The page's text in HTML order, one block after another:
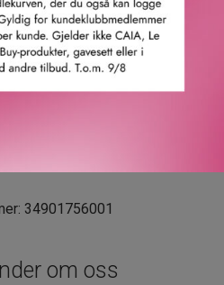
finish.
Fresh-duften.
34901756001
om oss